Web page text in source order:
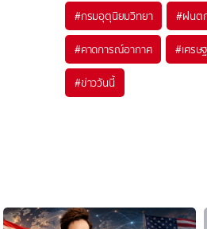
#กรมอุตุนิยมวิทยา #ฝนต
#คาดการณ์อากาศ #เศรษ
#ข่าววันนี้